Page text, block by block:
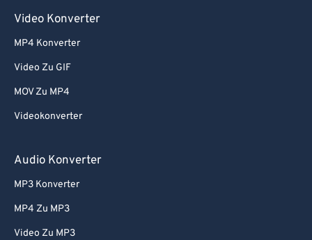
Video Konverter
MP4 Konverter
Video Zu GIF
MOV Zu MP4
Videokonverter
Audio Konverter
MP3 Konverter
MP4 Zu MP3
Video Zu MP3